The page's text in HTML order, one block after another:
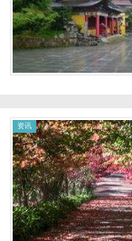
资讯